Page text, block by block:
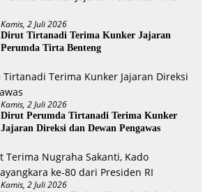
Kamis, 2 Juli 2026
Dirut Tirtanadi Terima Kunker Jajaran
Perumda Tirta Benteng
Kamis, 2 Juli 2026
Dirut Perumda Tirtanadi Terima Kunker
Jajaran Direksi dan Dewan Pengawas
Kamis, 2 Juli 2026